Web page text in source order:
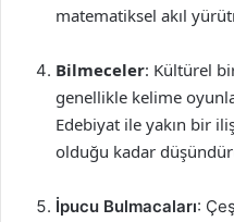
matematiksel akıl
Bilmeceler: Kültürel
genellikle kelime
Edebiyat ile yakın bir
olduğu kadar
İpucu Bulmacaları: